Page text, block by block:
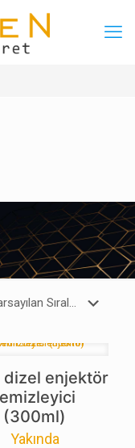
enjektör
(300ml)
Yakında